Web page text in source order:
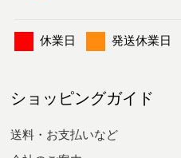
休業日 発送休業日
ショッピングガイド
送料・お支払いなど